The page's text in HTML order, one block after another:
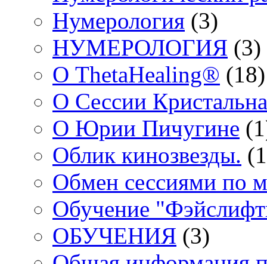
Нумерология (3)
НУМЕРОЛОГИЯ (3)
О ThetaHealing® (18)
О Сессии
О Юрии Пичугине
Облик кинозвезды.
Обмен сессиями по
Обучение
ОБУЧЕНИЯ (3)